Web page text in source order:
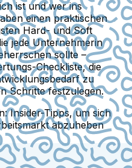
ist und wer ins
einen praktischen
Hard- und Soft
jede Unternehmerin
sollte –
Checkliste, die
zu
Schritte festzulegen.
Insider-Tipps, um sich
abzuheben